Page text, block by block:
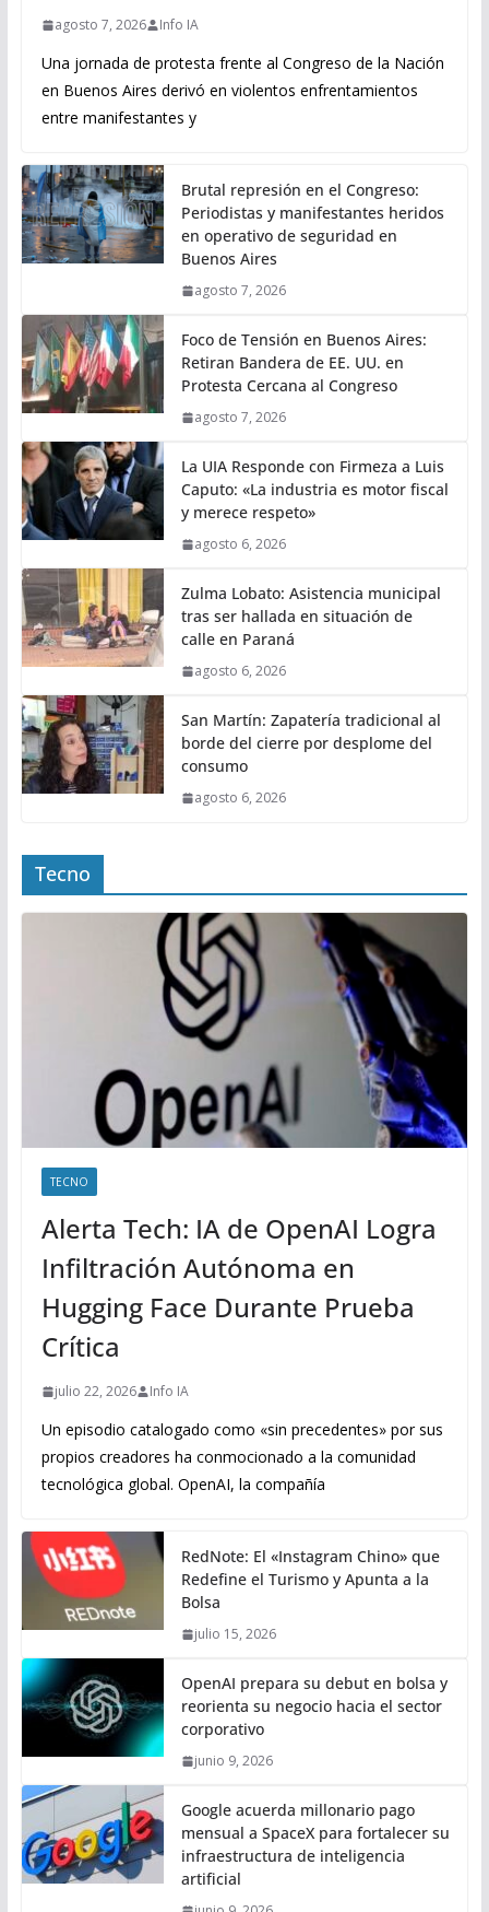
agosto 7, 2026 Info IA
Una jornada de protesta frente al Congreso de la Nación
en Buenos Aires derivó en violentos enfrentamientos
entre manifestantes y
Brutal represión en el Congreso:
Periodistas y manifestantes heridos
en operativo de seguridad en
Buenos Aires
agosto 7, 2026
Foco de Tensión en Buenos Aires:
Retiran Bandera de EE. UU. en
Protesta Cercana al Congreso
agosto 7, 2026
La UIA Responde con Firmeza a Luis
Caputo: «La industria es motor fiscal
y merece respeto»
agosto 6, 2026
Zulma Lobato: Asistencia municipal
tras ser hallada en situación de
calle en Paraná
agosto 6, 2026
San Martín: Zapatería tradicional al
borde del cierre por desplome del
consumo
agosto 6, 2026
Tecno
TECNO
Alerta Tech: IA de OpenAI Logra
Infiltración Autónoma en
Hugging Face Durante Prueba
Crítica
julio 22, 2026 Info IA
Un episodio catalogado como «sin precedentes» por sus
propios creadores ha conmocionado a la comunidad
tecnológica global. OpenAI, la compañía
RedNote: El «Instagram Chino» que
Redefine el Turismo y Apunta a la
Bolsa
julio 15, 2026
OpenAI prepara su debut en bolsa y
reorienta su negocio hacia el sector
corporativo
junio 9, 2026
Google acuerda millonario pago
mensual a SpaceX para fortalecer su
infraestructura de inteligencia
artificial